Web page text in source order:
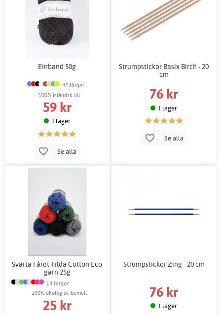
Einband 50g
42 färger
100% isländsk ull
59 kr
I lager
Se alla
Strumpstickor Basix Birch - 20
cm
76 kr
I lager
Se alla
Svarta Fåret Tilda Cotton Eco
garn 25g
14 färger
100% ekologisk bomull
25 kr
Strumpstickor Zing - 20 cm
76 kr
I lager